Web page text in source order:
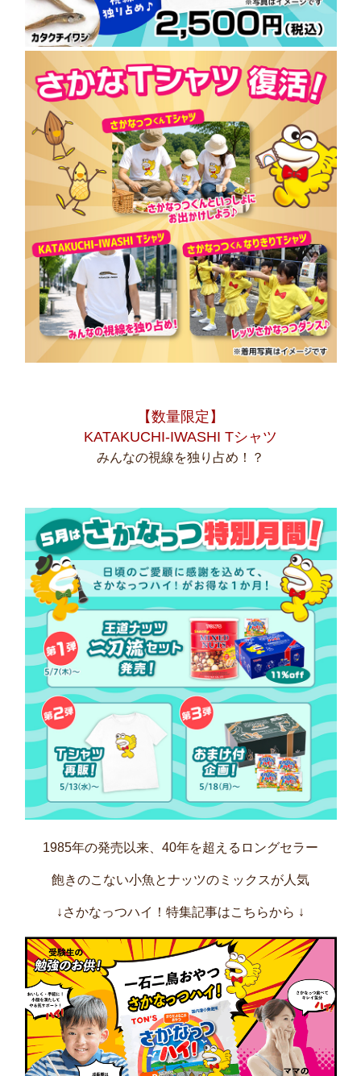
【数量限定】
KATAKUCHI-IWASHI Tシャツ
みんなの視線を独り占め！？
1985年の発売以来、40年を超えるロングセラー
飽きのこない小魚とナッツのミックスが人気
↓さかなっつハイ！特集記事はこちらから ↓